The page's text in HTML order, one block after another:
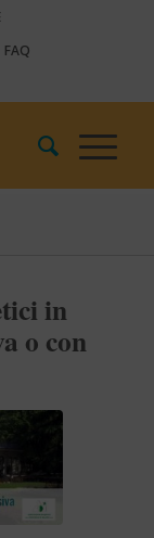
FAQ
in
o con